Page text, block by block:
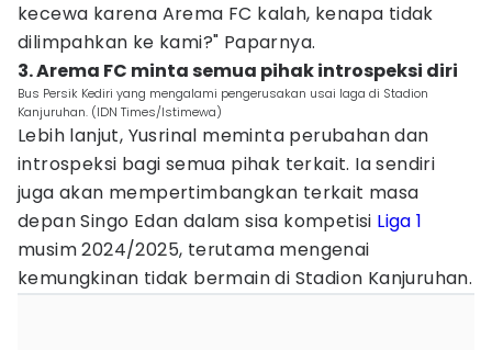
kecewa karena Arema FC kalah, kenapa tidak
dilimpahkan ke kami?" Paparnya.
3. Arema FC minta semua pihak introspeksi diri
Bus Persik Kediri yang mengalami pengerusakan usai laga di Stadion
Kanjuruhan. (IDN Times/Istimewa)
Lebih lanjut, Yusrinal meminta perubahan dan
introspeksi bagi semua pihak terkait. Ia sendiri
juga akan mempertimbangkan terkait masa
depan Singo Edan dalam sisa kompetisi Liga 1
musim 2024/2025, terutama mengenai
kemungkinan tidak bermain di Stadion Kanjuruhan.